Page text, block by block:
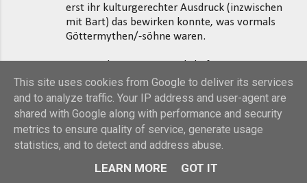
erst ihr kulturgerechter Ausdruck (inzwischen
mit Bart) das bewirken konnte, was vormals
Göttermythen/-söhne waren.
messiansische Wirkung erst vom
menschlichen Ausdruck dessen ausging, was
sonst oft abstrakte Lehre blieb. Das alles
lässt sich vernünftig erklären und im
Geschichtsprozess bzw. dem geistigen
Kontext nachvollziehen.
This site uses cookies from Google to deliver its services
and to analyze traffic. Your IP address and user-agent are
shared with Google along with performance and security
metrics to ensure quality of service, generate usage
statistics, and to detect and address abuse.
LEARN MORE GOT IT